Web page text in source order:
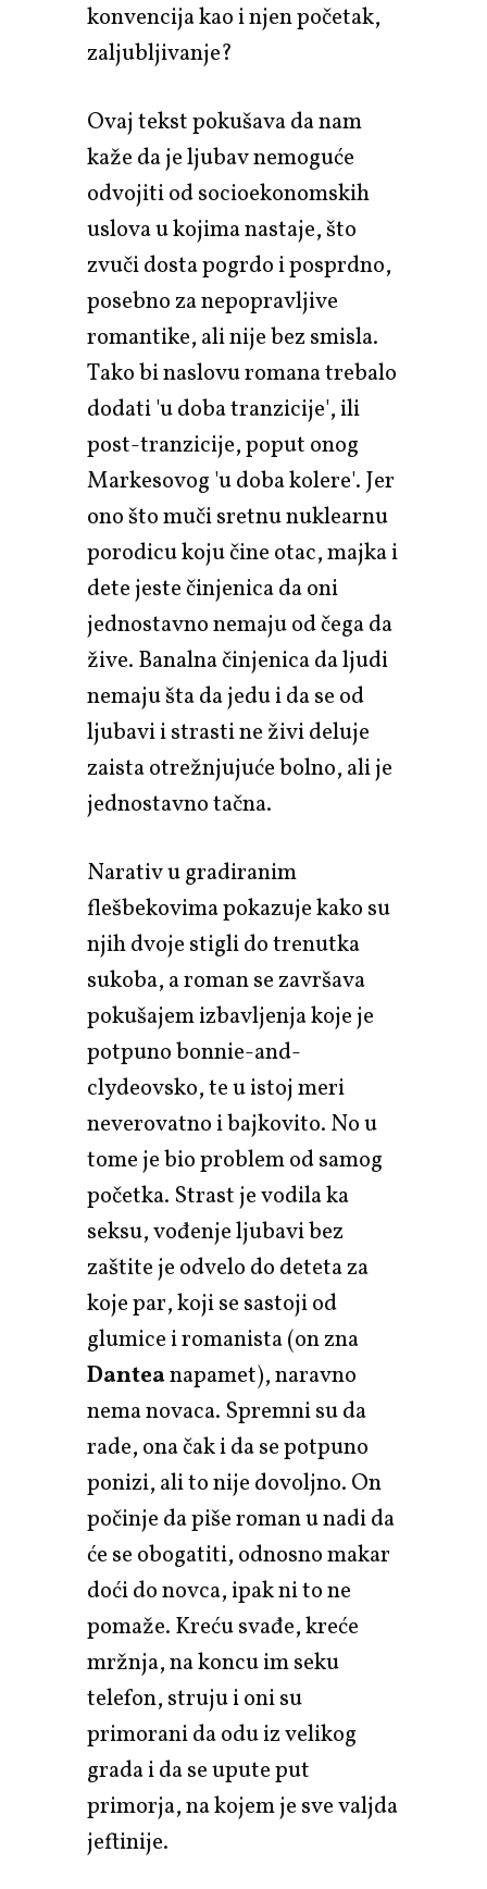
konvencija kao i njen početak,
zaljubljivanje?
Ovaj tekst pokušava da nam
kaže da je ljubav nemoguće
odvojiti od socioekonomskih
uslova u kojima nastaje, što
zvuči dosta pogrdo i posprdno,
posebno za nepopravljive
romantike, ali nije bez smisla.
Tako bi naslovu romana trebalo
dodati 'u doba tranzicije', ili
post-tranzicije, poput onog
Markesovog 'u doba kolere'. Jer
ono što muči sretnu nuklearnu
porodicu koju čine otac, majka i
dete jeste činjenica da oni
jednostavno nemaju od čega da
žive. Banalna činjenica da ljudi
nemaju šta da jedu i da se od
ljubavi i strasti ne živi deluje
zaista otrežnjujuće bolno, ali je
jednostavno tačna.
Narativ u gradiranim
flešbekovima pokazuje kako su
njih dvoje stigli do trenutka
sukoba, a roman se završava
pokušajem izbavljenja koje je
potpuno bonnie-and-
clydeovsko, te u istoj meri
neverovatno i bajkovito. No u
tome je bio problem od samog
početka. Strast je vodila ka
seksu, vođenje ljubavi bez
zaštite je odvelo do deteta za
koje par, koji se sastoji od
glumice i romanista (on zna
Danteanapamet), naravno
nema novaca. Spremni su da
rade, ona čak i da se potpuno
ponizi, ali to nije dovoljno. On
počinje da piše roman u nadi da
će se obogatiti, odnosno makar
doći do novca, ipak ni to ne
pomaže. Kreću svađe, kreće
mržnja, na koncu im seku
telefon, struju i oni su
primorani da odu iz velikog
grada i da se upute put
primorja, na kojem je sve valjda
jeftinije.